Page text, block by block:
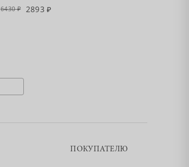
6430 2893
ПОКУПАТЕЛЮ